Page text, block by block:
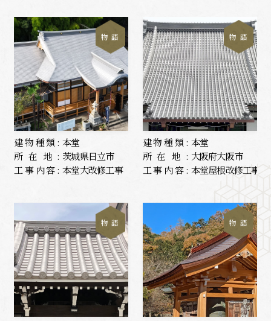
物 語
建物種類: 本堂
所在地: 茨城県日立市
工事内容: 本堂大改修工事
物 語
建物種類: 本堂
所在地: 大阪府大阪市
工事内容: 本堂屋根改修工事
物 語 物 語